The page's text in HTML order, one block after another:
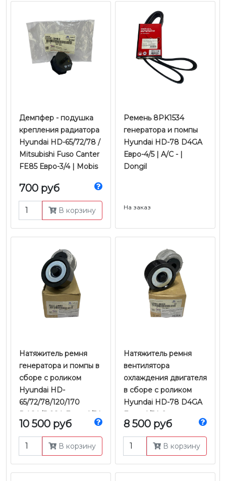
Демпфер - подушка
крепления радиатора
Hyundai HD-65/72/78 /
Mitsubishi Fuso Canter
FE85 Евро-3/4 | Mobis
700 руб
В корзину
Ремень 8PK1534
генератора и помпы
Hyundai HD-78 D4GA
Евро-4/5 | A/C - |
Dongil
На заказ
Натяжитель ремня
генератора и помпы в
сборе с роликом
Hyundai HD-
65/72/78/120/170
D4GA/D6GA Евро-4/5 |
Оригинал
10 500 руб
В корзину
Натяжитель ремня
вентилятора
охлаждения двигателя
в сборе с роликом
Hyundai HD-78 D4GA
Евро-4/5 | Оригинал
8 500 руб
В корзину